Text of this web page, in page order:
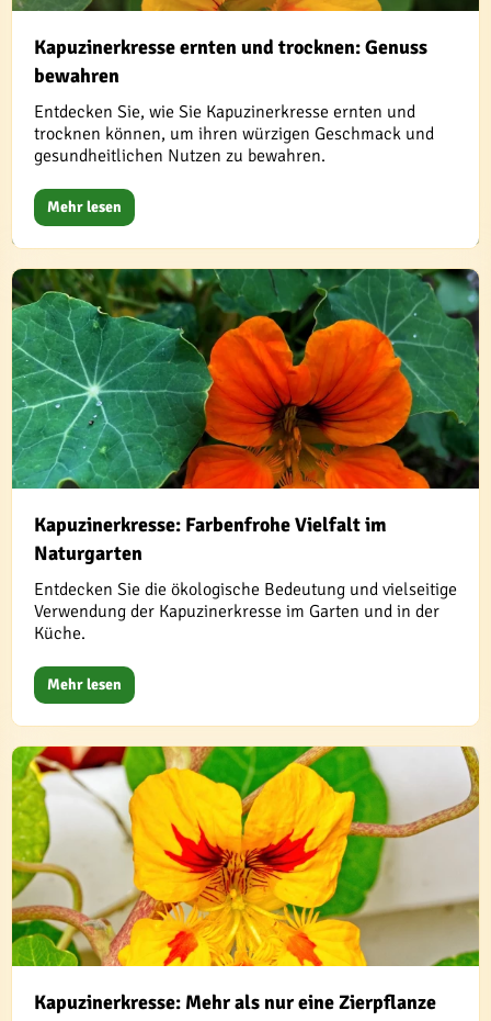
Kapuzinerkresse ernten und trocknen: Genuss
bewahren
Entdecken Sie, wie Sie Kapuzinerkresse ernten und
trocknen können, um ihren würzigen Geschmack und
gesundheitlichen Nutzen zu bewahren.
Mehr lesen
Kapuzinerkresse: Farbenfrohe Vielfalt im
Naturgarten
Entdecken Sie die ökologische Bedeutung und vielseitige
Verwendung der Kapuzinerkresse im Garten und in der
Küche.
Mehr lesen
Kapuzinerkresse: Mehr als nur eine Zierpflanze